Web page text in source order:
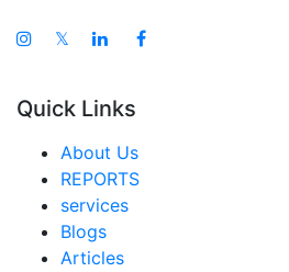
東南アジア 都市農業市場
中東・アフリカ 都市農業市場
アラブ首長国連邦 都市農業市場
𝕏
Quick Links
About Us
REPORTS
services
Blogs
Articles